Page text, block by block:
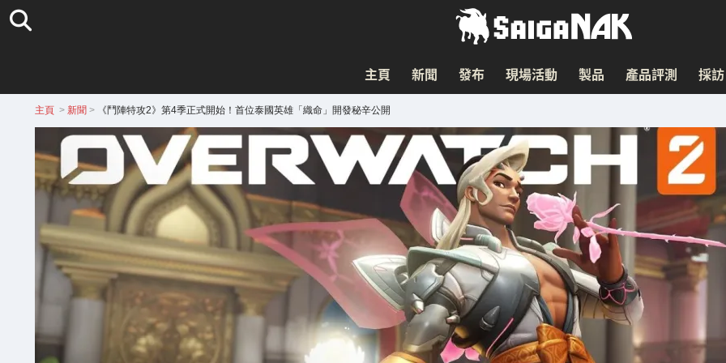
主頁 新聞 發布 現場活動 製品 產品評測 採訪
主頁 > 新聞 > 《鬥陣特攻2》第4季正式開始！首位泰國英雄「織命」開發秘辛公開